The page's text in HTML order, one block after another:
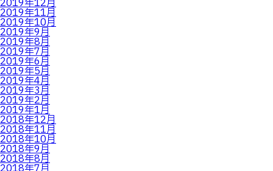
2019年11月
2019年10月
2019年9月
2019年8月
2019年7月
2019年6月
2019年5月
2019年4月
2019年3月
2019年2月
2019年1月
2018年12月
2018年11月
2018年10月
2018年9月
2018年8月